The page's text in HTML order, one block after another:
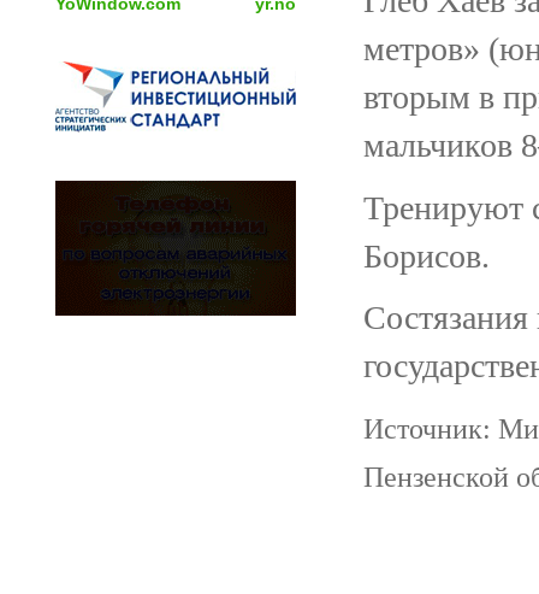
YoWindow.com yr.no
метров»
вторым в
мальчиков
Тренируют
Борисов.
Состязания
Источник:
Пензенской